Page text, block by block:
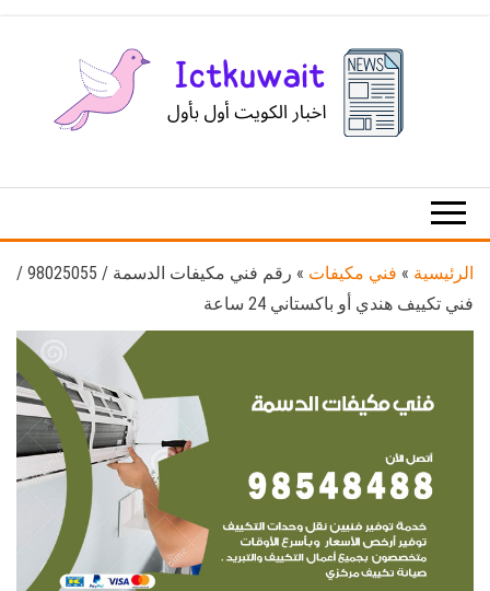
الكويت
الرئيسية » فني مكيفات »
رقم فني مكيفات الدسمة / 98025055 /
فني تكييف هندي أو باكستاني 24 ساعة